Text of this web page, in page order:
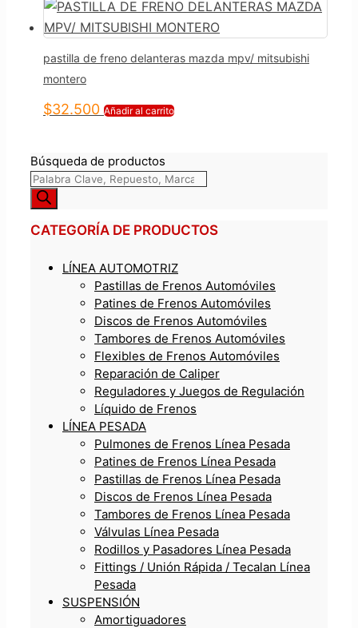
pastilla de freno delanteras mazda mpv/ mitsubishi
montero
$32.500 Añadir al carrito
Búsqueda de productos
CATEGORÍA DE PRODUCTOS
LÍNEA AUTOMOTRIZ
Pastillas de Frenos Automóviles
Patines de Frenos Automóviles
Discos de Frenos Automóviles
Tambores de Frenos Automóviles
Flexibles de Frenos Automóviles
Reparación de Caliper
Reguladores y Juegos de Regulación
Líquido de Frenos
LÍNEA PESADA
Pulmones de Frenos Línea Pesada
Patines de Frenos Línea Pesada
Pastillas de Frenos Línea Pesada
Discos de Frenos Línea Pesada
Tambores de Frenos Línea Pesada
Válvulas Línea Pesada
Rodillos y Pasadores Línea Pesada
Fittings / Unión Rápida / Tecalan Línea
Pesada
SUSPENSIÓN
Amortiguadores